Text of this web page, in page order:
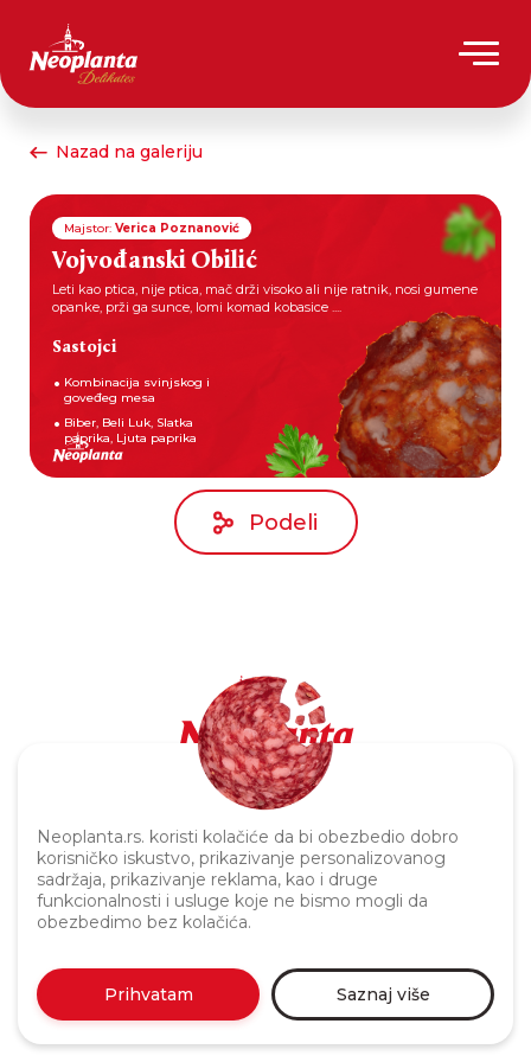
Neoplanta.rs. koristi kolačiće da bi obezbedio dobro
korisničko iskustvo, prikazivanje personalizovanog
sadržaja, prikazivanje reklama, kao i druge
funkcionalnosti i usluge koje ne bismo mogli da
obezbedimo bez kolačića.
Prihvatam Saznaj više
Nazad na galeriju
Majstor: Verica Poznanović
Vojvođanski Obilić
Leti kao ptica, nije ptica, mač drži visoko ali nije ratnik, nosi gumene
opanke, prži ga sunce, lomi komad kobasice ....
Sastojci
Kombinacija svinjskog i
goveđeg mesa
Biber, Beli Luk, Slatka
paprika, Ljuta paprika
Podeli
Politika privatnosti